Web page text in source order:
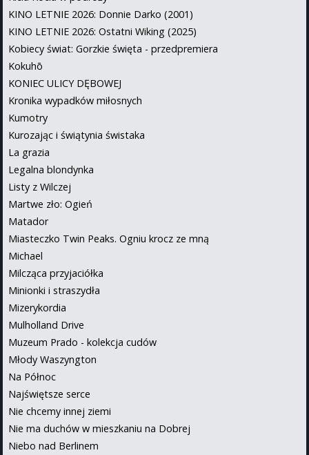
KINO LETNIE 2026: Donnie Darko (2001)
KINO LETNIE 2026: Ostatni Wiking (2025)
Kobiecy świat: Gorzkie święta - przedpremiera
Kokuhō
KONIEC ULICY DĘBOWEJ
Kronika wypadków miłosnych
Kumotry
Kurozając i świątynia świstaka
La grazia
Legalna blondynka
Listy z Wilczej
Martwe zło: Ogień
Matador
Miasteczko Twin Peaks. Ogniu krocz ze mną
Michael
Milcząca przyjaciółka
Minionki i straszydła
Mizerykordia
Mulholland Drive
Muzeum Prado - kolekcja cudów
Młody Waszyngton
Na Północ
Najświętsze serce
Nie chcemy innej ziemi
Nie ma duchów w mieszkaniu na Dobrej
Niebo nad Berlinem